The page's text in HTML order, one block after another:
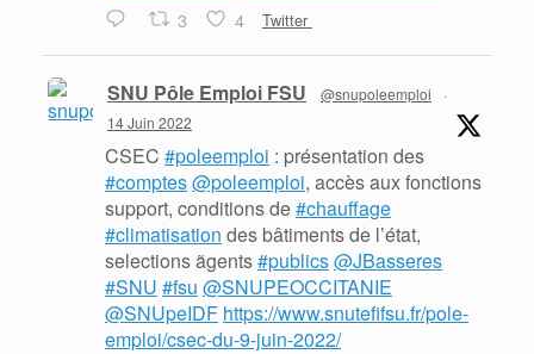
3 4 Twitter
SNU Pôle Emploi FSU @snupoleemploi
·
14 Juin 2022
CSEC #poleemploi : présentation des
#comptes@poleemploi, accès aux fonctions
support, conditions de#chauffage
#climatisation des bâtiments de l’état,
selections ãgents#publics@JBasseres
#SNU #fsu @SNUPEOCCITANIE
@SNUpeIDF https://www.snutefifsu.fr/pole-
emploi/csec-du-9-juin-2022/